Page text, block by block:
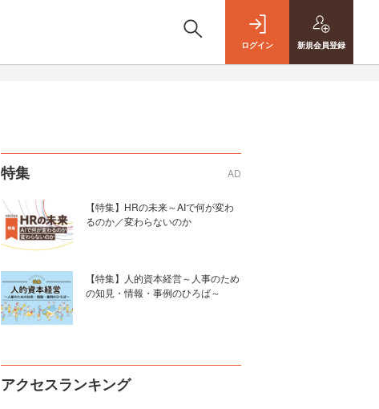
ログイン 新規会員登録
特集 AD
【特集】HRの未来～AIで何が変わ
るのか／変わらないのか
【特集】人的資本経営～人事のため
の知見・情報・事例のひろば～
アクセスランキング